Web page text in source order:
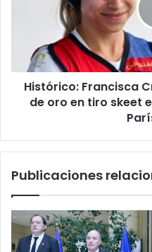
en
tiro
skeet
Juegos
París
Histórico: Francisca
de oro en tiro skeet
Publicaciones